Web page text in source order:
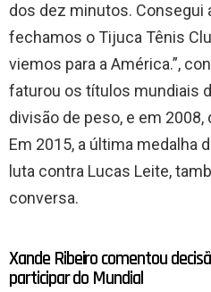
dos dez minutos. Consegui
fechamos o Tijuca Tênis
viemos para a América.”,
faturou os títulos mundiais
divisão de peso, e em
Em 2015, a última medalha
luta contra Lucas Leite,
conversa.
Xande Ribeiro comentou
participar do Mundial